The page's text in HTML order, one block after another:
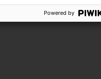
Powered by